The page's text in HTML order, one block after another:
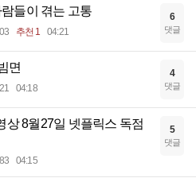
들이 겪는 고통
추천 1 04:21
6
댓글
면
04:18
4
댓글
상 8월27일 넷플릭스 독점
04:15
5
댓글